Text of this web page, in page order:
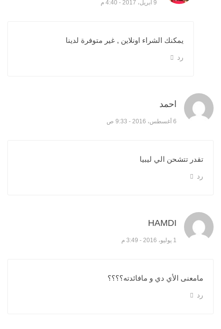
9 أبريل، 2017 - 4:40 م
يمكنك الشراء اونلاين , غير متوفرة لدينا
رد
احمد
6 أغسطس، 2016 - 9:33 ص
تقدر تتشحن الي ليبيا
رد
HAMDI
1 يوليو، 2016 - 3:49 م
مامعنى الأي دي و مافائدته؟؟؟؟
رد